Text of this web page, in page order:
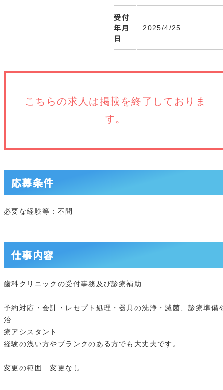
受付
年月
日
2025/4/25
こちらの求人は掲載を終了しておりま
す。
応募条件
必要な経験等：不問
仕事内容
歯科クリニックの受付事務及び診療補助
予約対応・会計・レセプト処理・器具の洗浄・滅菌、診療準備
治
療アシスタント
経験の浅い方やブランクのある方でも大丈夫です。
変更の範囲 変更なし